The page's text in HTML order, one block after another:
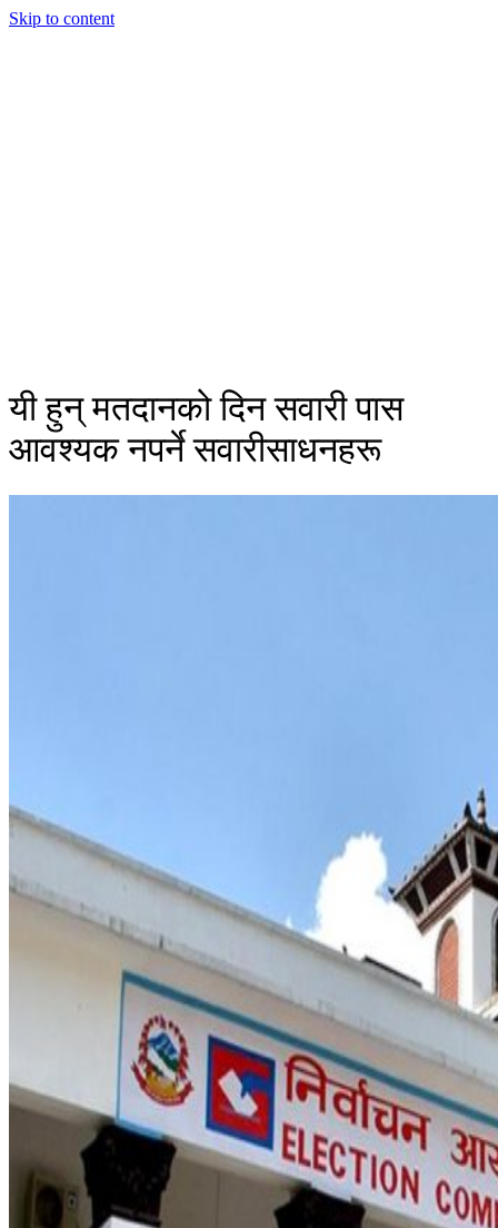
Skip to content
यी हुन् मतदानको दिन सवारी पास
आवश्यक नपर्ने सवारीसाधनहरू